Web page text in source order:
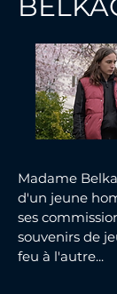
Madame
d'un jeune
ses
souvenirs de
feu à l'autre...